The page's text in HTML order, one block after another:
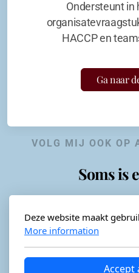
Ondersteunt in
HACCP en
Ga naar
VOLG MIJ OOK OP
Soms is
Deze website maakt
More information
Accept